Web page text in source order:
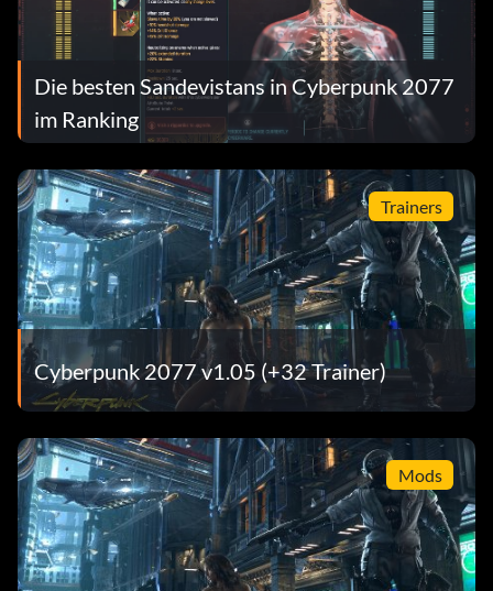
Die besten Sandevistans in Cyberpunk 2077
im Ranking
Trainers
Cyberpunk 2077 v1.05 (+32 Trainer)
Mods